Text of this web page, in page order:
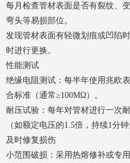
每月检查管材表面是否有裂纹、
弯头等易损部位。
发现管材表面有轻微划痕或凹陷
时进行更换。
性能测试
绝缘电阻测试：每半年使用兆欧
合标准（通常≥100MΩ）。
耐压试验：每年对管材进行一次
（如额定电压的1.5倍，持续1分钟
及时修复损伤
小范围破损：采用热熔修补或专